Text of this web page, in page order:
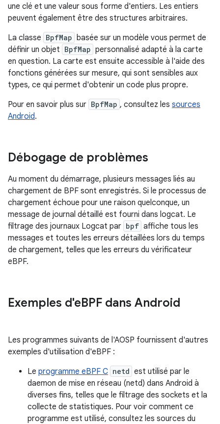
une clé et une valeur sous forme d'entiers. Les entiers
peuvent également être des structures arbitraires.
La classe BpfMap basée sur un modèle vous permet de
définir un objet BpfMap personnalisé adapté à la carte
en question. La carte est ensuite accessible à l'aide des
fonctions générées sur mesure, qui sont sensibles aux
types, ce qui permet d'obtenir un code plus propre.
Pour en savoir plus sur BpfMap , consultez les sources
Android.
Débogage de problèmes
Au moment du démarrage, plusieurs messages liés au
chargement de BPF sont enregistrés. Si le processus de
chargement échoue pour une raison quelconque, un
message de journal détaillé est fourni dans logcat. Le
filtrage des journaux Logcat par bpf affiche tous les
messages et toutes les erreurs détaillées lors du temps
de chargement, telles que les erreurs du vérificateur
eBPF.
Exemples d'eBPF dans Android
Les programmes suivants de l'AOSP fournissent d'autres
exemples d'utilisation d'eBPF :
Le programme eBPF C netd est utilisé par le
daemon de mise en réseau (netd) dans Android à
diverses fins, telles que le filtrage des sockets et la
collecte de statistiques. Pour voir comment ce
programme est utilisé, consultez les sources du